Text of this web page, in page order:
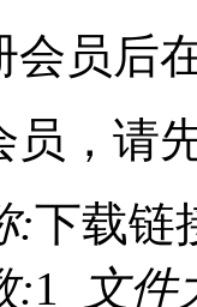
会员后
员，请
:下载链
:1 文件